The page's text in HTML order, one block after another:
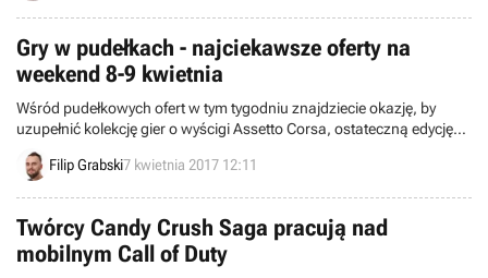
Gry w pudełkach - najciekawsze oferty na
weekend 8-9 kwietnia
Wśród pudełkowych ofert w tym tygodniu znajdziecie okazję, by
uzupełnić kolekcję gier o wyścigi Assetto Corsa, ostateczną edycję
Gears of War lub coś z katalogu wydawniczego firmy Cenega.
Filip Grabski7 kwietnia 2017 12:11
Twórcy Candy Crush Saga pracują nad
mobilnym Call of Duty